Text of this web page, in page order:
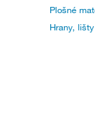
Plošné
Hrany,